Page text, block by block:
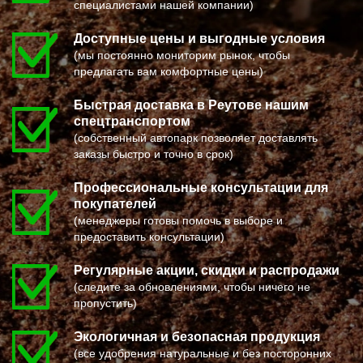
ПОСЕЛОК БОЛЬШЕВИК
ПОСЕЛОК ВОЛОДАРСКОГО
ПОСЕЛОК ВОРОВСКОГО
ПОСЕЛОК ИМ. ЦЮРУПЫ
ПОСЕЛОК ЛЕСНЫЕ ПОЛЯНЫ
ПОСЕЛОК ЛМС
МОСРЕНТГЕН
ПРАВДИНСКИЙ
ПРИВОКЗАЛЬНЫЙ
ПРОЛЕТАРСКИЙ
ПРОТВИНО
ПТИЧНОЕ
ПУЧКОВО
ПУШКИНО
ПУЩИНО
РАДОВИЦКИЙ
РАЗВИЛКА
РАМЕНСКОЕ
РАССУДОВО
РАСТОРОПОВО
РЕММАШ
РЕУТОВ
РЕЧИЦЫ
РЕШЕТНИКОВО
РЖАВКИ
РОГАЧЕВО
РОГОЗИНО
РОДНИКИ
МЕЛЕУЗ
КОЛЬЧУГИНО
КАМЫШИН
ТИХВИН
НОВОШАХТИНСК
ВОЛЬСК
КОНАКОВО
САРАПУЛ
КОМСОМОЛЬСК НА АМУРЕ
КИЗИЛЮРТ
МИХАЙЛОВСК
ПЕТУШКИ
ПРИМОРСКО АХТАРСК
ЛЕСОСИБИРСК
БУДЕННОВСК
КАЛЯЗИН
ГЛАЗОВ
РУБЦОВСК
ГУБКИН
КЛИНЦЫ
УСМАНЬ
КУНГУР
КАЧКАНАР
КОЗЕЛЬСК
ШАРЬЯ
ЧИСТОПОЛЬ
ЕФРЕМОВ
ЧЕРНЯХОВСК
специалистами нашей компании)
Доступные цены и выгодные условия
(мы постоянно мониторим рынок, чтобы
предлагать вам комфортные цены)
Быстрая доставка в Реутове нашим
спецтранспортом
(собственный автопарк позволяет доставлять
заказы быстро и точно в срок)
Профессиональные консультации для
покупателей
(менеджеры готовы помочь в выборе и
предоставить консультации)
Регулярные акции, скидки и распродажи
(следите за обновлениями, чтобы ничего не
пропустить)
Экологичная и безопасная продукция
(все удобрения натуральные и без посторонних